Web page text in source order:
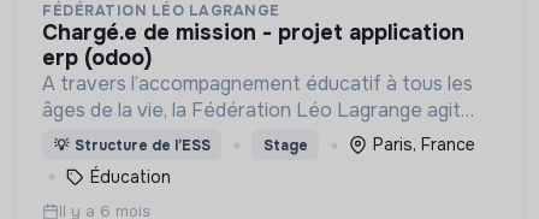
FÉDÉRATION LÉO LAGRANGE
chargé.e de mission - projet application
erp (odoo)
A travers l’accompagnement éducatif à tous les
âges de la vie, la Fédération Léo Lagrange agit
pour l’émancipation de chacun et participe à la
construction de citoyens impliqués dans la société
civile
💡 Structure de l’ESS Stage
Paris, France
Éducation
Il y a 6 mois